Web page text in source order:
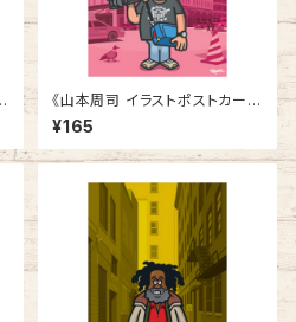
《山本周司 イラストポストカー
ド》CY-5／ カメラマン
¥165